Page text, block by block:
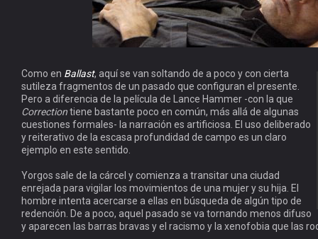
Como en Ballast, aquí se van soltando de a poco y con cierta
sutileza fragmentos de un pasado que configuran el presente.
Pero a diferencia de la película de Lance Hammer -con la que
Correctiontiene bastante poco en común, más allá de algunas
cuestiones formales- la narración es artificiosa. El uso deliberado
y reiterativo de la escasa profundidad de campo es un claro
ejemplo en este sentido.
Yorgos sale de la cárcel y comienza a transitar una ciudad
enrejada para vigilar los movimientos de una mujer y su hija. El
hombre intenta acercarse a ellas en búsqueda de algún tipo de
redención. De a poco, aquel pasado se va tornando menos difuso
y aparecen las barras bravas y el racismo y la xenofobia que las